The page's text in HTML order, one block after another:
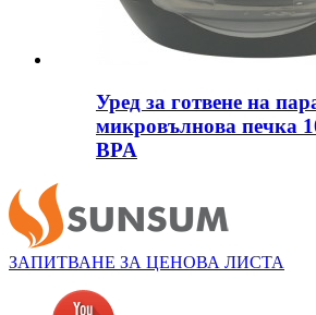
Уред за готвене на
микровълнова печка
BPA
ЗАПИТВАНЕ ЗА ЦЕНОВА ЛИСТА